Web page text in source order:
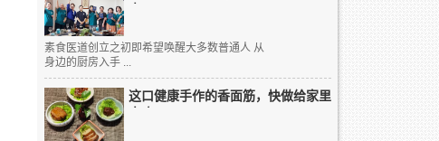
素食医道创立之初即希望唤醒大多数普通人 从
身边的厨房入手 ...
这口健康手作的香面筋，快做给家里